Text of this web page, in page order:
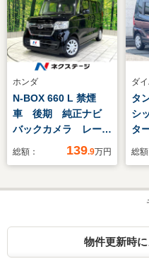
ホンダ
N-BOX 660 L 禁煙
車 後期 純正ナビ
バックカメラ レーダ
ークルーズ 電動スラ
LEDヘッド コーナー
総額： 139.9万円
ダ
タ
シ
タ
ー
フ
ド
ー
総額
物件更新時